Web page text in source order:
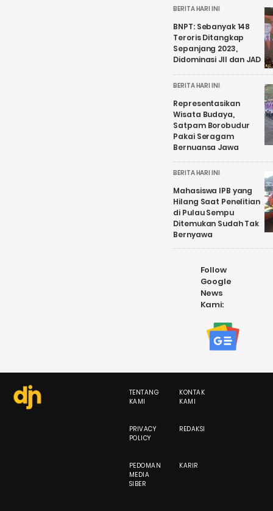
BERITA HARI INI
BNPT: Sebanyak 148
Teroris Ditangkap
Sepanjang 2023,
Didominasi JII dan JAD
BERITA HARI INI
Representasikan
Wisata Budaya,
Satpam Borobudur
Pakai Seragam
Bernuansa Jawa
BERITA HARI INI
Mahasiswa IPB yang
Hilang Saat Penelitian
di Pulau Sempu
Ditemukan Sudah Tak
Bernyawa
Follow
Google
News
Kami:
TENTANG
KAMI
KONTAK
KAMI
PRIVACY
POLICY
REDAKSI
PEDOMAN
MEDIA
SIBER
KARIR